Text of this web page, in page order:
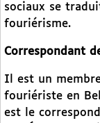
sociaux se
fouriérisme.
Correspondant
Il est un
fouriériste en
est le